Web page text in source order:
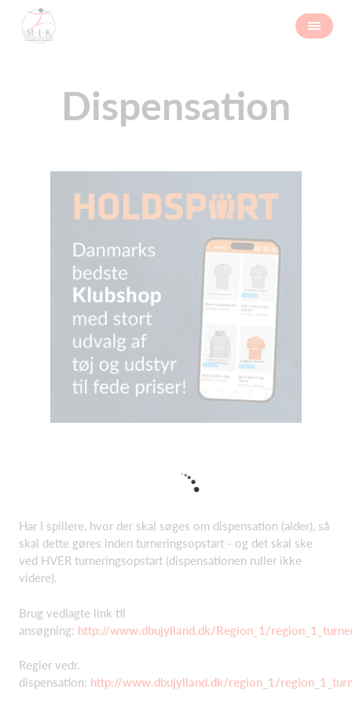
Dispensation
Har I spillere, hvor der skal søges om dispensation (alder), så
skal dette gøres inden turneringsopstart - og det skal ske
ved HVER turneringsopstart (dispensationen ruller ikke
videre).
Brug vedlagte link til
ansøgning: http://www.dbujylland.dk/Region_1/
Regler vedr.
dispensation: http://www.dbujylland.dk/region_1/